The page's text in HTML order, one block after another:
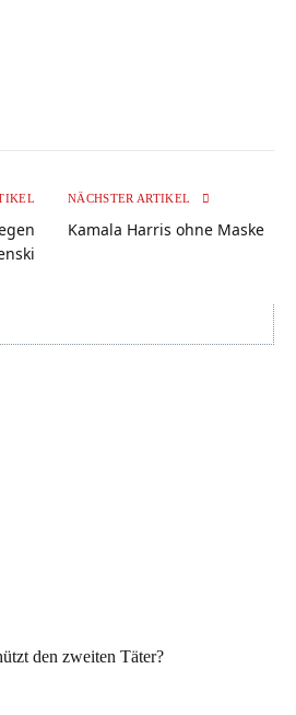
NÄCHSTER ARTIKEL
Kamala Harris ohne Maske
den zweiten Täter?